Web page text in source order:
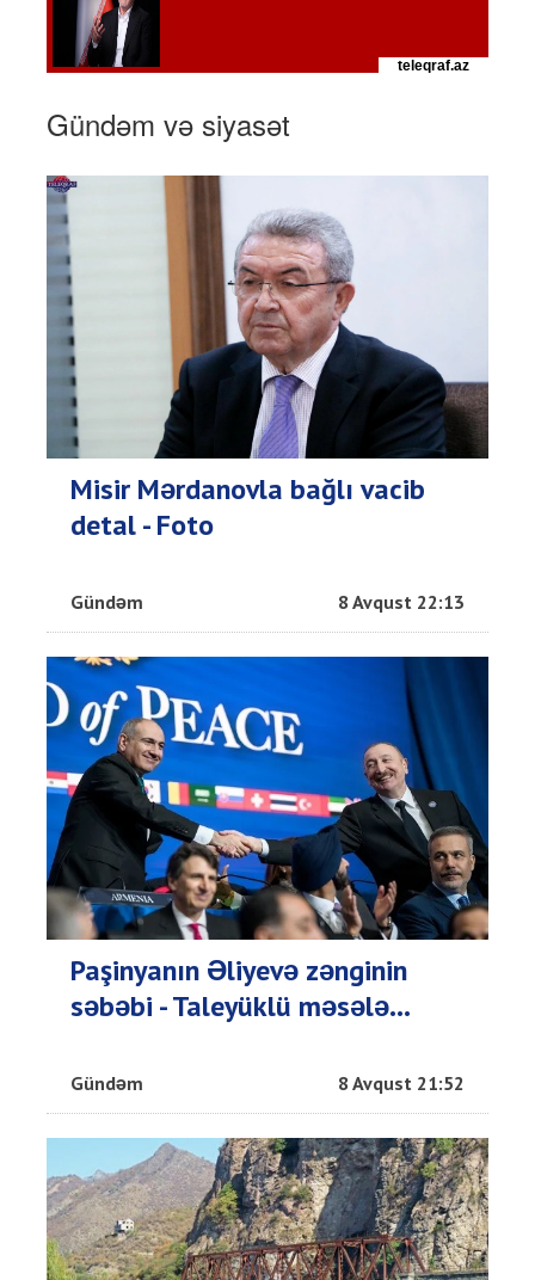
Gündəm və siyasət
Misir Mərdanovla bağlı vacib
detal - Foto
Gündəm 8 Avqust 22:13
Paşinyanın Əliyevə zənginin
səbəbi - Taleyüklü məsələ...
Gündəm 8 Avqust 21:52